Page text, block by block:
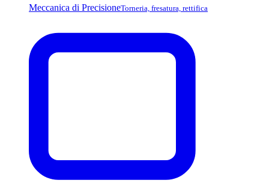
Meccanica di PrecisioneTorneria, fresatura, rettifica